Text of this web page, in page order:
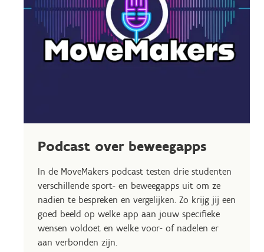
Podcast over beweegapps
In de MoveMakers podcast testen drie studenten
verschillende sport- en beweegapps uit om ze
nadien te bespreken en vergelijken. Zo krijg jij een
goed beeld op welke app aan jouw specifieke
wensen voldoet en welke voor- of nadelen er
aan verbonden zijn.